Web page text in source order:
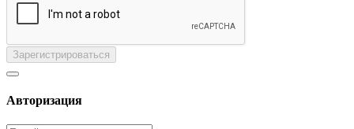
Зарегистрироваться
Авторизация